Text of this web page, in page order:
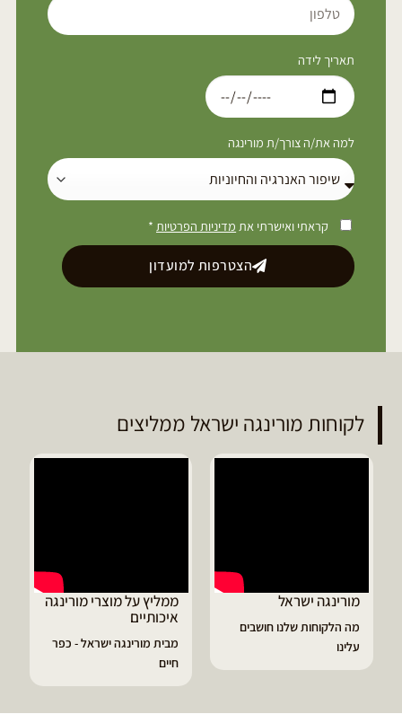
תאריך לידה
למה את/ה צורך/ת מורינגה
קראתי ואישרתי את מדיניות הפרטיות*
הצטרפות למועדון
לקוחות מורינגה ישראל ממליצים
מורינגה ישראל
מה הלקוחות שלנו חושבים
עלינו
ממליץ על מוצרי מורינגה
איכותיים
מבית מורינגה ישראל - כפר
חיים